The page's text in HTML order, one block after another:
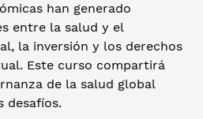
han generado
entre la salud y el
la inversión y los derechos
Este curso compartirá
de la salud global
desafíos.